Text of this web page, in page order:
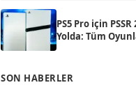
PS5 Pro için
Yolda: Tüm
SON HABERLER